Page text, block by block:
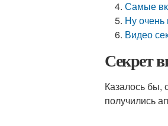
Самые
Ну
Видео
Секрет
Казалось бы,
получились